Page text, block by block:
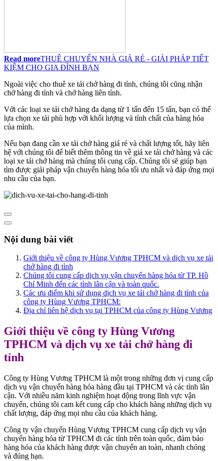
Read moreTHUÊ CHUYỂN NHÀ GIÁ RẺ - GIẢI PHÁP TIẾT
KIỆM CHO GIA ĐÌNH BẠN
Ngoài việc cho thuê xe tải chở hàng đi tỉnh, chúng tôi cũng nhận
chở hàng đi tỉnh và chở hàng liên tỉnh.
Với các loại xe tải chở hàng đa dạng từ 1 tấn đến 15 tấn, bạn có thể
lựa chọn xe tải phù hợp với khối lượng và tính chất của hàng hóa
của mình.
Nếu bạn đang cần xe tải chở hàng giá rẻ và chất lượng tốt, hãy liên
hệ với chúng tôi để biết thêm thông tin về giá xe tải chở hàng và các
loại xe tải chở hàng mà chúng tôi cung cấp. Chúng tôi sẽ giúp bạn
tìm được giải pháp vận chuyển hàng hóa tối ưu nhất và đáp ứng mọi
nhu cầu của bạn.
Nội dung bài viết
Giới thiệu về công ty Hùng Vương TPHCM và dịch vụ xe tải
chở hàng đi tỉnh
Chúng tôi cung cấp dịch vụ vận chuyển hàng hóa từ TP. Hồ
Chí Minh đến các tỉnh lân cận và toàn quốc.
Các ưu điểm khi sử dụng dịch vụ xe tải chở hàng đi tỉnh của
công ty Hùng Vương TPHCM:
Địa chỉ liên hệ dịch vụ tại TPHCM của công ty Hùng Vương
Giới thiệu về công ty Hùng Vương
TPHCM và dịch vụ xe tải chở hàng đi
tỉnh
Công ty Hùng Vương TPHCM là một trong những đơn vị cung cấp
dịch vụ vận chuyển hàng hóa hàng đầu tại TPHCM và các tỉnh lân
cận. Với nhiều năm kinh nghiệm hoạt động trong lĩnh vực vận
chuyển, chúng tôi cam kết cung cấp cho khách hàng những dịch vụ
chất lượng, đáp ứng mọi nhu cầu của khách hàng.
Công ty vận chuyển Hùng Vương TPHCM cung cấp dịch vụ vận
chuyển hàng hóa từ TPHCM đi các tỉnh trên toàn quốc, đảm bảo
hàng hóa của khách hàng được vận chuyển an toàn, nhanh chóng
và đúng hạn.